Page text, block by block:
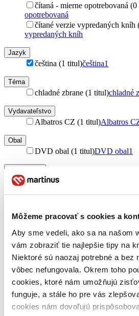
Môžeme pracovať s cookies a
Aby sme vedeli, ako sa na našom
vám zobraziť tie najlepšie tipy na
Niektoré sú naozaj potrebné a bez
vôbec nefungovala. Okrem toho
cookies, ktoré nám umožňujú
funguje, a stále ho pre vás
cookies nám dovoľujú
čítaná - mierne opotrebovaná
opotrebovaná
čítané verzie vypredaných kníh
vypredaných kníh
Jazyk
čeština (1 titul)čeština1
Téma
chladné zbrane (1 titul)chladné
Vydavateľstvo
Albatros CZ (1 titul)Albatros
Obal
DVD obal (1 titul)DVD obal1
Zoradiť
Bestsellery
Top hodnotené
Novinky
Najdrahšie
Najlacnejšie
Najvyššia zľava